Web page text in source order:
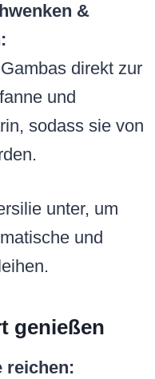
&
direkt zur
und
sodass sie von
unter, um
und
genießen
reichen: